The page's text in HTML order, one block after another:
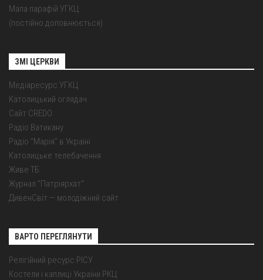
Мапа парафій УГКЦ
(постійно доповнюється)
ЗМІ ЦЕРКВИ
Медіаресурс УГКЦ
Католицький оглядач
Сайт CREDO
Радіо Ватикану
Радіо "Марія" в Україні
Католицьке телебачення
Живе ТБ
Журнал "Патріярхат"
ДивенСвіт — молодіжний сайт
ВАРТО ПЕРЕГЛЯНУТИ
Релігійний ресурс РІСУ
Костели і каплиці України РКЦ